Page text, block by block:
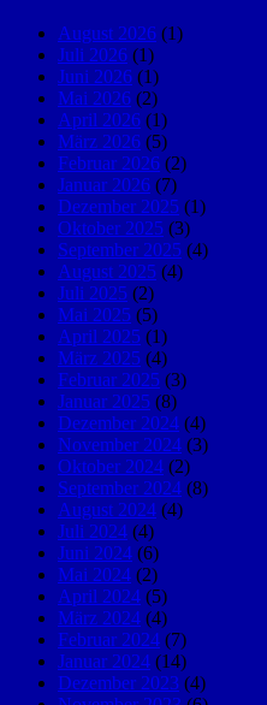
August 2026 (1)
Juli 2026 (1)
Juni 2026 (1)
Mai 2026 (2)
April 2026 (1)
März 2026 (5)
Februar 2026 (2)
Januar 2026 (7)
Dezember 2025 (1)
Oktober 2025 (3)
September 2025 (4)
August 2025 (4)
Juli 2025 (2)
Mai 2025 (5)
April 2025 (1)
März 2025 (4)
Februar 2025 (3)
Januar 2025 (8)
Dezember 2024 (4)
November 2024 (3)
Oktober 2024 (2)
September 2024 (8)
August 2024 (4)
Juli 2024 (4)
Juni 2024 (6)
Mai 2024 (2)
April 2024 (5)
März 2024 (4)
Februar 2024 (7)
Januar 2024 (14)
Dezember 2023 (4)